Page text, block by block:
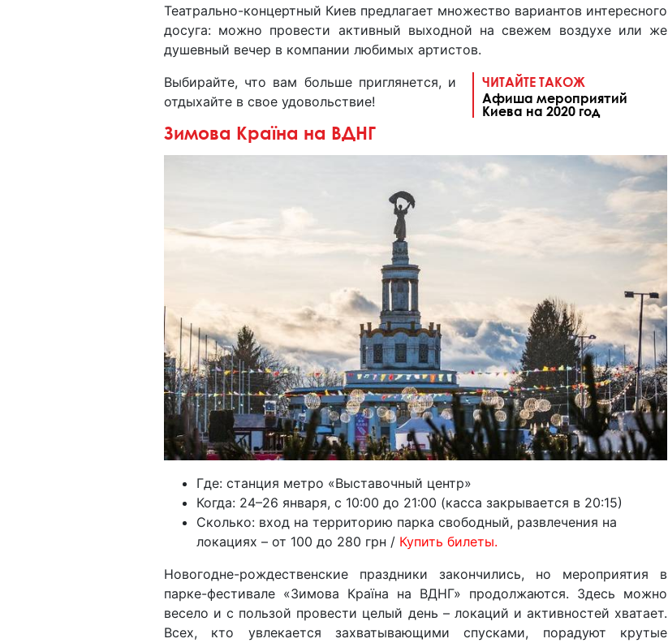
Театрально-концертный Киев предлагает множество вариантов интересного
досуга: можно провести активный выходной на свежем воздухе или же
душевный вечер в компании любимых артистов.
ЧИТАЙТЕ ТАКОЖ
Афиша мероприятий
Киева на 2020 год
Выбирайте, что вам больше приглянется, и
отдыхайте в свое удовольствие!
Зимова Країна на ВДНГ
Где: станция метро «Выставочный центр»
Когда: 24–26 января, с 10:00 до 21:00 (касса закрывается в 20:15)
Сколько: вход на территорию парка свободный, развлечения на
локациях – от 100 до 280 грн / Купить билеты.
Новогодне-рождественские праздники закончились, но мероприятия в
парке-фестивале «Зимова Країна на ВДНГ» продолжаются. Здесь можно
весело и с пользой провести целый день – локаций и активностей хватает.
Всех, кто увлекается захватывающими спусками, порадуют крутые